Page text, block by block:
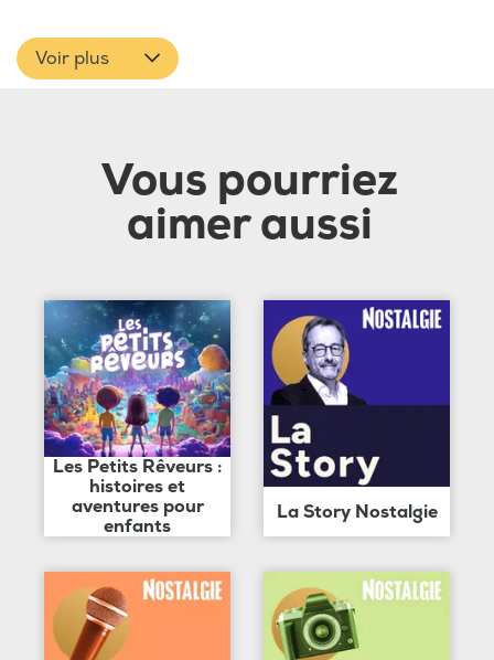
Voir plus
Vous pourriez
aimer aussi
Les Petits Rêveurs :
histoires et
aventures pour
enfants
La Story Nostalgie